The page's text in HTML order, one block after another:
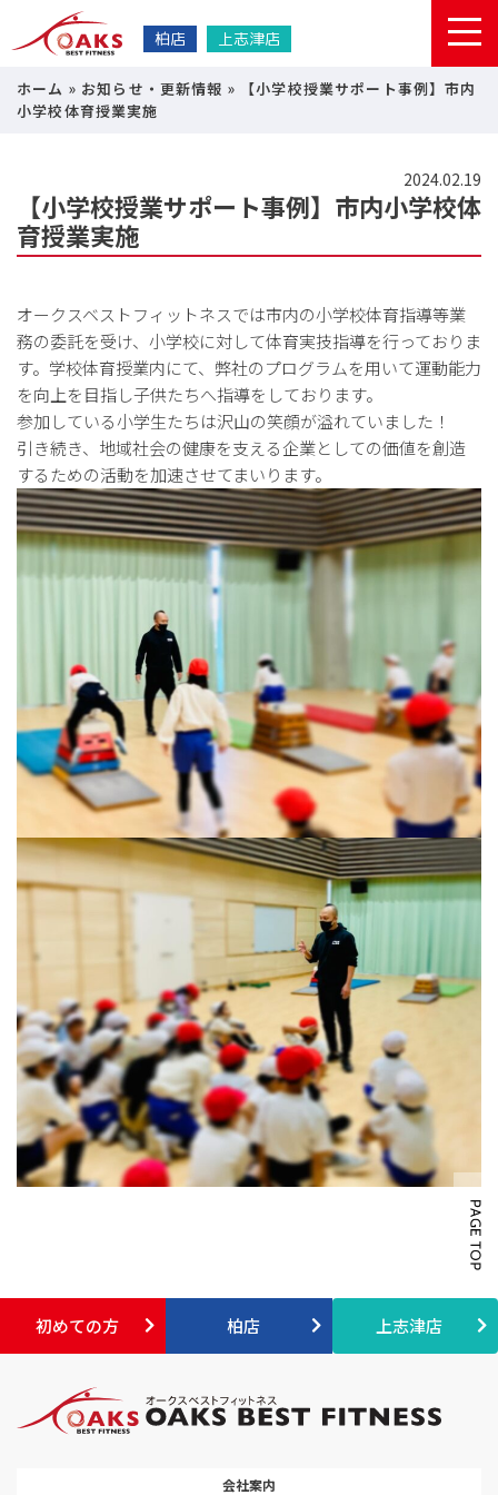
柏店 上志津店
ホーム » お知らせ・更新情報 »
【小学校授業サポート事例】市内
小学校体育授業実施
2024.02.19
【小学校授業サポート事例】市内小学校体
育授業実施
オークスベストフィットネスでは市内の小学校体育指導等業
務の委託を受け、小学校に対して体育実技指導を行っておりま
す。学校体育授業内にて、弊社のプログラムを用いて運動能力
を向上を目指し子供たちへ指導をしております。
参加している小学生たちは沢山の笑顔が溢れていました！
引き続き、地域社会の健康を支える企業としての価値を創造
するための活動を加速させてまいります。
初めての方 柏店 上志津店
会社案内